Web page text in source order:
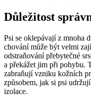
Důležitost
Psi se oklepávají z mnoha
chování může být velmi
odstraňování přebytečné
a překážet jim při pohybu.
zabraňují vzniku kožních
způsobem, jak si psi
izolace.